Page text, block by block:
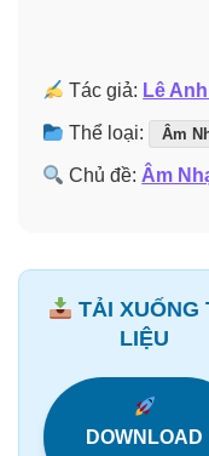
Tác giả: Lê
Thể loại: Âm
Chủ đề: Âm
TẢI XUỐNG
LIỆU
DOWNLOAD